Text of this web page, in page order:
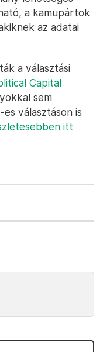
a kamupártok
az adatai
a választási
Capital
sem
választáson is
itt